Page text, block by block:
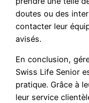
doutes ou des
contacter leur
avisés.
En conclusion,
Swiss Life Senior
pratique. Grâce à
leur service